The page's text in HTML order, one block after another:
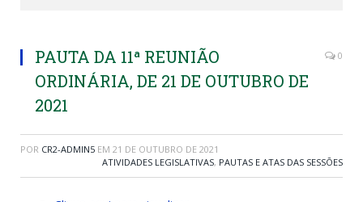
PAUTA DA 11ª REUNIÃO
ORDINÁRIA, DE 21 DE OUTUBRO DE
2021
0
POR CR2-ADMIN5 EM 21 DE OUTUBRO DE 2021
ATIVIDADES LEGISLATIVAS, PAUTAS E ATAS DAS SESSÕES